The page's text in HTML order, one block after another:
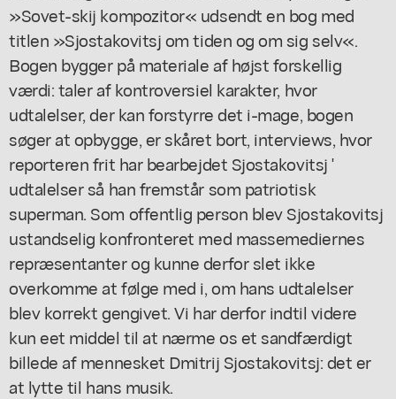
»Sovet-skij kompozitor« udsendt en bog med
titlen »Sjostakovitsj om tiden og om sig selv«.
Bogen bygger på materiale af højst forskellig
værdi: taler af kontroversiel karakter, hvor
udtalelser, der kan forstyrre det i-mage, bogen
søger at opbygge, er skåret bort, interviews, hvor
reporteren frit har bearbejdet Sjostakovitsj '
udtalelser så han fremstår som patriotisk
superman. Som offentlig person blev Sjostakovitsj
ustandselig konfronteret med massemediernes
repræsentanter og kunne derfor slet ikke
overkomme at følge med i, om hans udtalelser
blev korrekt gengivet. Vi har derfor indtil videre
kun eet middel til at nærme os et sandfærdigt
billede af mennesket Dmitrij Sjostakovitsj: det er
at lytte til hans musik.